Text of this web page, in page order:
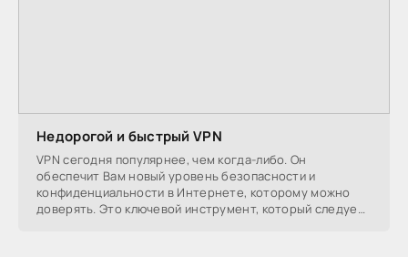
Недорогой и быстрый VPN
VPN сегодня популярнее, чем когда-либо. Он
обеспечит Вам новый уровень безопасности и
конфиденциальности в Интернете, которому можно
доверять. Это ключевой инструмент, который следует